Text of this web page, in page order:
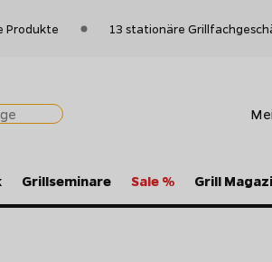
Produkte 13 stationäre
Grillseminare Sale % Grill